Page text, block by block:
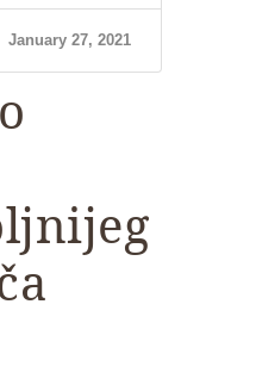
January 27, 2021